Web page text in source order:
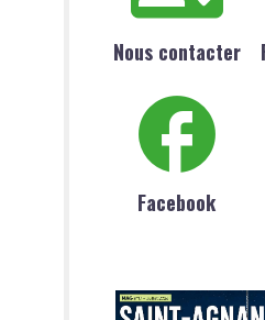
Nous contacter
Facebook